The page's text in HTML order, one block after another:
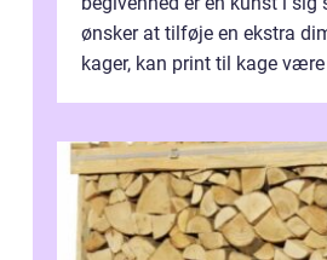
ønsker at tilføje en ekstra
kager, kan print til kage